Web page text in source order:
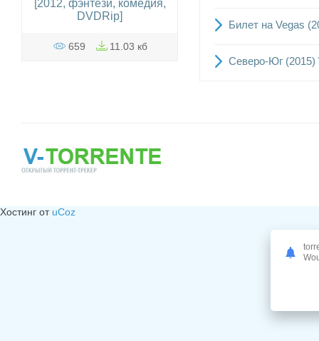
Билет на Vegas
Северо-Юг (2015)
[2012, фэнтези, комедия,
DVDRip]
659 11.03 кб
Хостинг от uCoz